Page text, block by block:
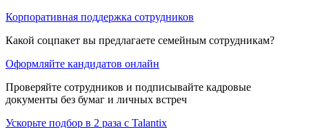
Корпоративная поддержка сотрудников
Какой соцпакет вы предлагаете семейным сотрудникам?
Оформляйте кандидатов онлайн
Проверяйте сотрудников и подписывайте кадровые
документы без бумаг и личных встреч
Ускорьте подбор в 2 раза с Talantix